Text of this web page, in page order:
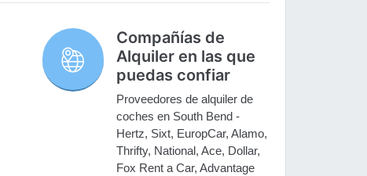
Compañías de
Alquiler en las que
puedas confiar
Proveedores de alquiler de
coches en South Bend -
Hertz, Sixt, EuropCar, Alamo,
Thrifty, National, Ace, Dollar,
Fox Rent a Car, Advantage